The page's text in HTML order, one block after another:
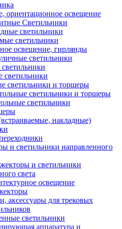
ориентационное освещение
Светильники
светильники
светильники
освещение, гирлянды
светильники
светильники
светильники и торшеры
светильники и торшеры
светильники
накладные)
и светильники направленного
и светильники
света
освещение
аксессуары для трековых
светильники
аппаратура и